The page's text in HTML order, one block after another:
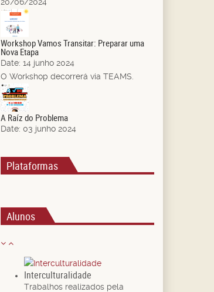
Jun.
Workshop Vamos Transitar: Preparar uma
Nova Etapa
Date: 14 junho 2024
O Workshop decorrerá via TEAMS.
03
Jun.
A Raíz do Problema
Date: 03 junho 2024
Plataformas
Alunos
Interculturalidade
Trabalhos realizados pela